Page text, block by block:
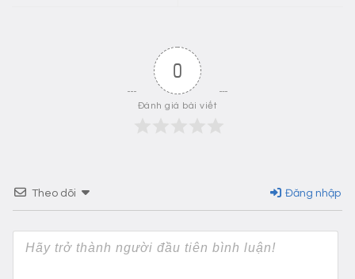
0
Đánh giá bài viết
Theo dõi Đăng nhập